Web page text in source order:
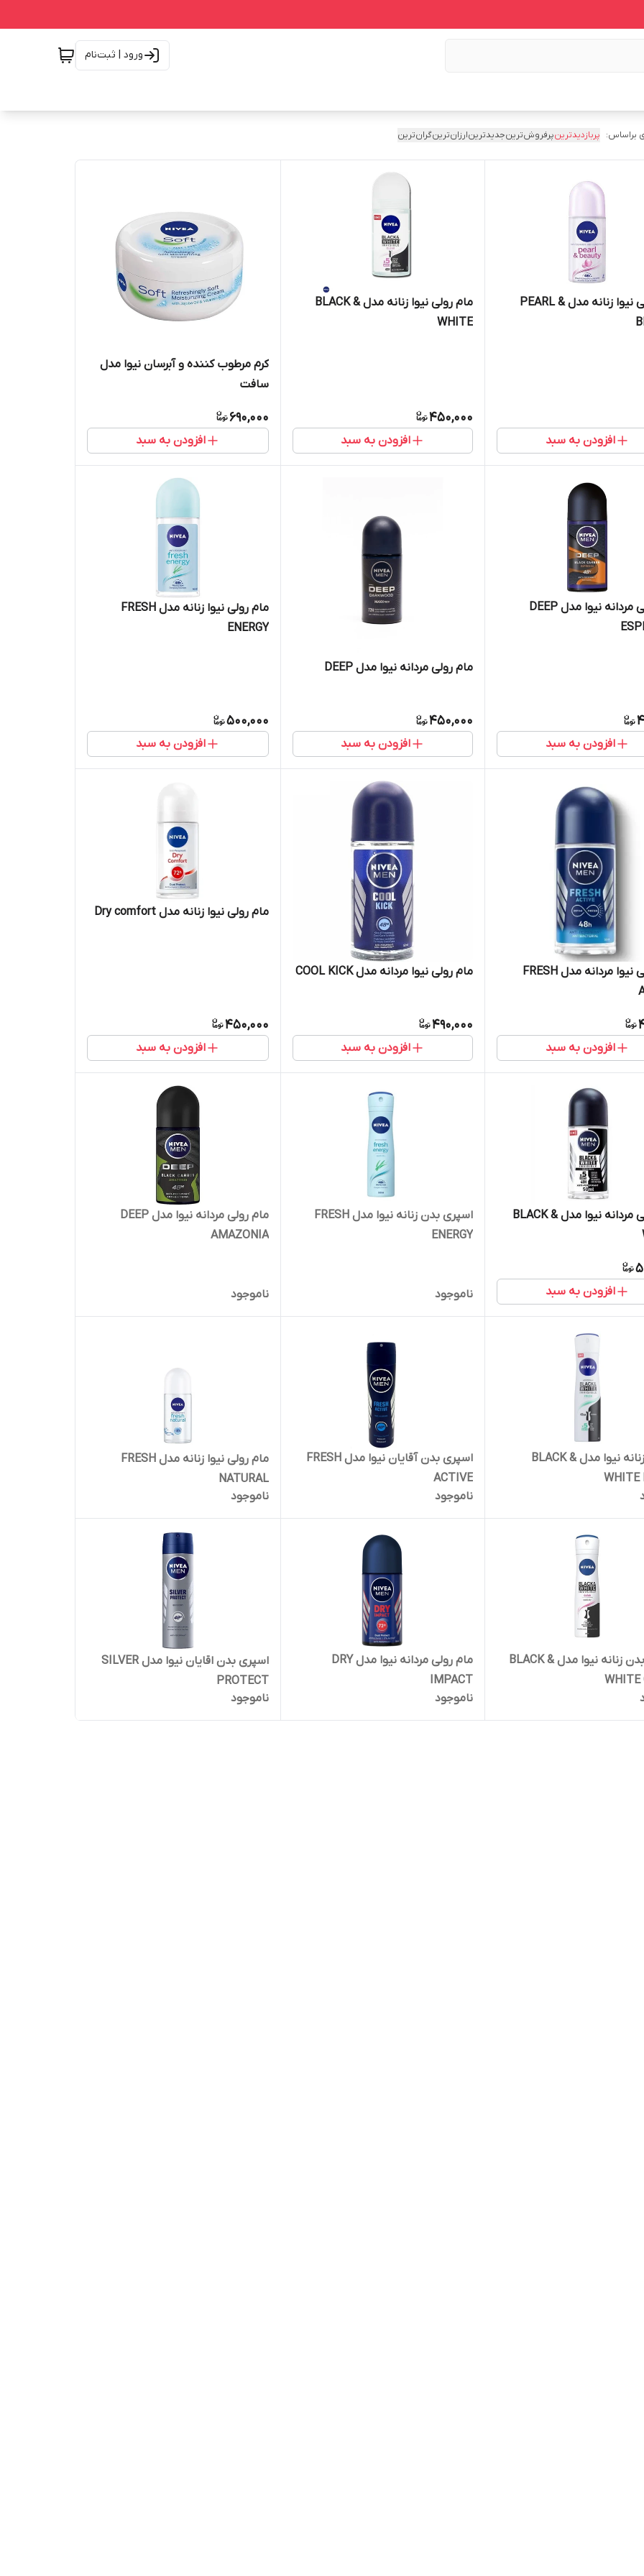
ورود | ثبت‌نام
براساس: پربازدیدترینپرفروش‌ترینجدیدترینارزان‌ترینگران‌ترین
مام رولی نیوا زنانه مدل PEARL &
افزودن به سبد
مام رولی نیوا زنانه مدل BLACK &
WHITE
450,000
افزودن به سبد
کرم مرطوب کننده و آبرسان نیوا مدل
سافت
690,000
افزودن به سبد
مام رولی مردانه نیوا مدل DEEP
افزودن به سبد
مام رولی مردانه نیوا مدل DEEP
450,000
افزودن به سبد
مام رولی نیوا زنانه مدل FRESH
ENERGY
500,000
افزودن به سبد
مام رولی نیوا مردانه مدل FRESH
افزودن به سبد
مام رولی نیوا مردانه مدل COOL KICK
490,000
افزودن به سبد
مام رولی نیوا زنانه مدل Dry comfort
450,000
افزودن به سبد
مام رولی مردانه نیوا مدل BLACK &
افزودن به سبد
اسپری بدن زنانه نیوا مدل FRESH
ENERGY
ناموجود
مام رولی مردانه نیوا مدل DEEP
AMAZONIA
ناموجود
اسپری زنانه نیوا مدل BLACK &
WHITE
اسپری بدن آقایان نیوا مدل FRESH
ACTIVE
ناموجود
مام رولی نیوا زنانه مدل FRESH
NATURAL
ناموجود
اسپری بدن زنانه نیوا مدل BLACK &
WHITE
مام رولی مردانه نیوا مدل DRY
IMPACT
ناموجود
اسپری بدن اقایان نیوا مدل SILVER
PROTECT
ناموجود